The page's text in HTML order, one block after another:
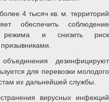
4 тысяч кв. м. территорий
обеспечить соблюдение
режима и снизить риск
дезинфицируют
для перевозки молодого
их дальнейшей службы.
вирусных инфекций